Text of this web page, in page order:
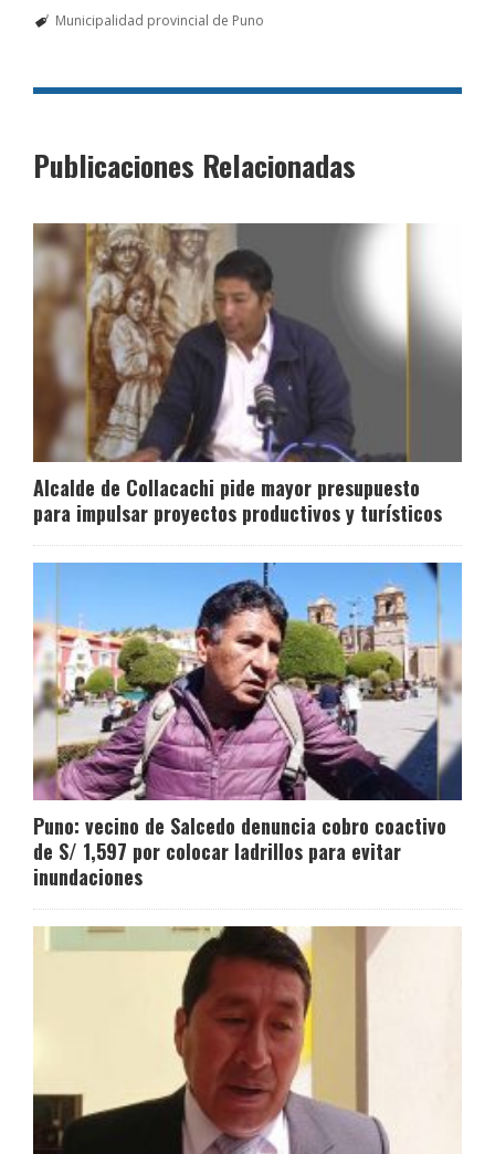
Municipalidad provincial de Puno
Publicaciones Relacionadas
Alcalde de Collacachi pide mayor presupuesto
para impulsar proyectos productivos y turísticos
Puno: vecino de Salcedo denuncia cobro coactivo
de S/ 1,597 por colocar ladrillos para evitar
inundaciones